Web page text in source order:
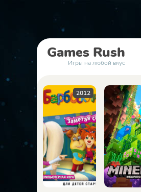
Games Rush
Игры на любой вкус
2015